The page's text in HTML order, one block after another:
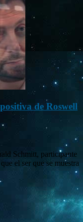
de Roswell
Schmitt, participante
el ser que se muestra